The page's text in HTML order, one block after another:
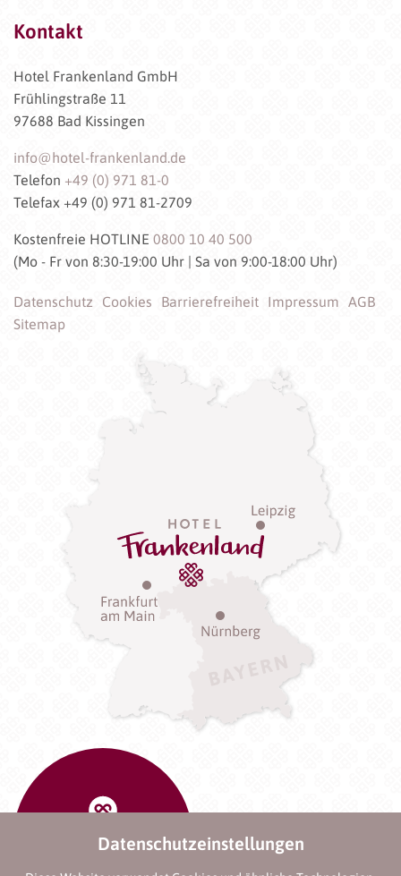
Datenschutzeinstellungen
Kontakt
Hotel Frankenland GmbH
Frühlingstraße 11
97688 Bad Kissingen
info@hotel-frankenland.de
Telefon +49 (0) 971 81-0
Telefax +49 (0) 971 81-2709
Kostenfreie HOTLINE 0800 10 40 500
(Mo - Fr von 8:30-19:00 Uhr | Sa von 9:00-18:00 Uhr)
Datenschutz Cookies Barrierefreiheit Impressum
AGB
Sitemap